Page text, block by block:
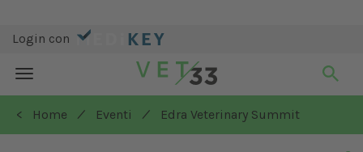
Login con
Toggle
navigation
< Home
/ Eventi / Edra Veterinary Summit